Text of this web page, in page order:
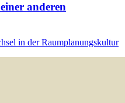
anderen
in der Raumplanungskultur